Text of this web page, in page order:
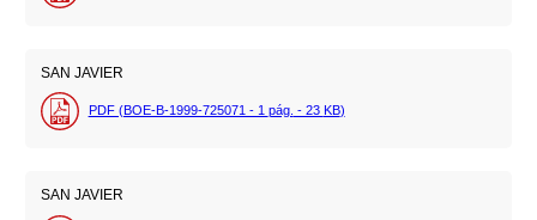
SAN JAVIER
PDF (BOE-B-1999-725071 - 1 pág. - 23 KB)
SAN JAVIER